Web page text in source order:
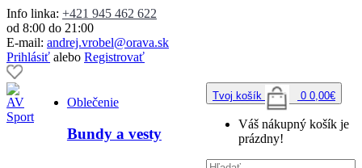
Info linka: +421 945 462 622
od 8:00 do 21:00
E-mail: andrej.vrobel@orava.sk
Prihlásiť alebo Registrovať
Oblečenie
Bundy a vesty
Tvoj košík 0 0,00€
Váš nákupný košík je
prázdny!